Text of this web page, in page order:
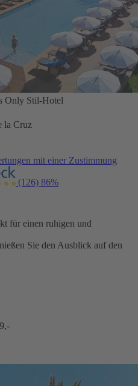
Only Stil-Hotel
la Cruz
mit einer Zustimmung
(126) 86%
für einen ruhigen und
Sie den Ausblick auf den